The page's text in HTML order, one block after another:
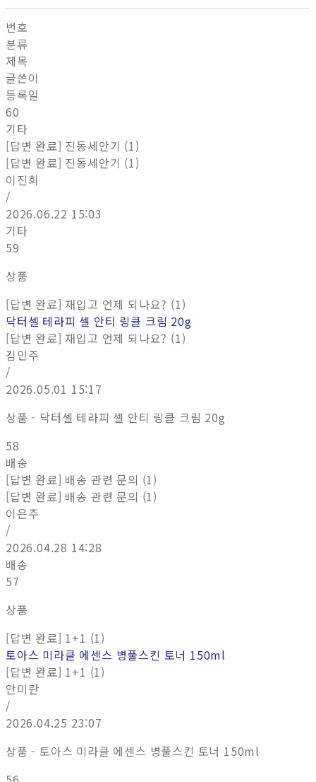
번호
분류
제목
글쓴이
등록일
60
기타
[답변 완료] 진동세안기 (1)
[답변 완료] 진동세안기 (1)
이진희
/
2026.06.22 15:03
기타
59
상품
[답변 완료] 재입고 언제 되나요? (1)
닥터셀 테라피 셀 안티 링클 크림 20g
[답변 완료] 재입고 언제 되나요? (1)
김민주
/
2026.05.01 15:17
상품 - 닥터셀 테라피 셀 안티 링클 크림 20g
58
배송
[답변 완료] 배송 관련 문의 (1)
[답변 완료] 배송 관련 문의 (1)
이은주
/
2026.04.28 14:28
배송
57
상품
[답변 완료] 1+1 (1)
토아스 미라클 에센스 병풀스킨 토너 150ml
[답변 완료] 1+1 (1)
안미란
/
2026.04.25 23:07
상품 - 토아스 미라클 에센스 병풀스킨 토너 150ml